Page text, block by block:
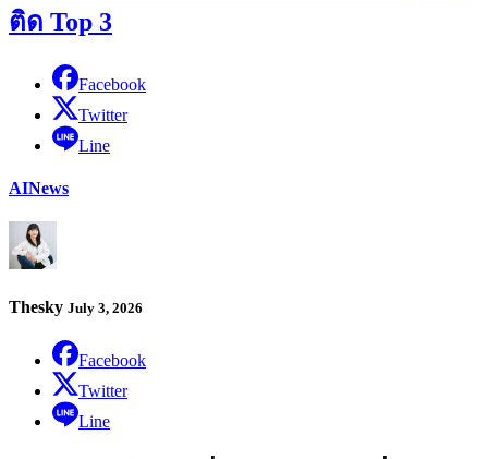
ติด Top 3
Facebook
Twitter
Line
AINews
Thesky July 3, 2026
Facebook
Twitter
Line